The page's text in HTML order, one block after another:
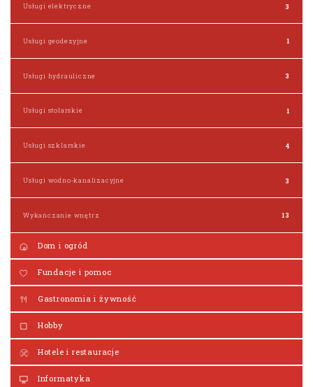
Usługi elektryczne 3
Usługi geodezyjne 1
Usługi hydrauliczne 3
Usługi stolarskie 1
Usługi szklarskie 4
Usługi wodno-kanalizacyjne 3
Wykańczanie wnętrz 13
Dom i ogród
Fundacje i pomoc
Gastronomia i żywność
Hobby
Hotele i restauracje
Informatyka